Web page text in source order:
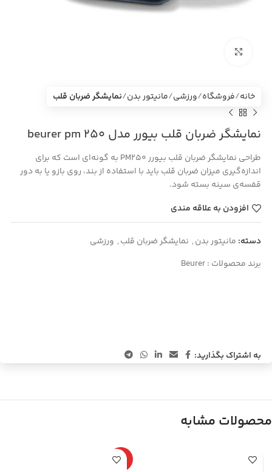
خانه فروشگاه ورزشی مانیتور بدن نمایشگر ضربان قلب
نمایشگر ضربان قلب بیورر مدل beurer pm 250
طراحی نمایشگر ضربان قلب بیورر PM250 به‌ گونه‌ای است که برای
اندازه‌گیری میزان ضربان قلب باید با استفاده از بند، روی بازو یا به دور
قفسه‌ی سینه بسته شود.
افزودن به علاقه مندی
دسته: مانیتور بدن, نمایشگر ضربان قلب, ورزشی
برند محصولات :Beurer
به اشتراک بگذارید:
محصولات مشابه
ویژه